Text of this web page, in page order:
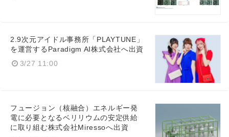
2.9次元アイドル事務所「PLAYTUNE」
を運営するParadigm AI株式会社へ出資
3/27 11:00
フュージョン（核融合）エネルギー発
電に必要となるベリリウムの安定供給
に取り組む株式会社Miressoへ出資
Japanese
English